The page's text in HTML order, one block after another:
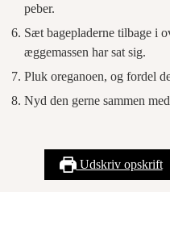
peber.
Sæt bagepladerne tilbage i
æggemassen har sat sig.
Pluk oreganoen, og fordel
Nyd den gerne sammen
Udskriv opskrift